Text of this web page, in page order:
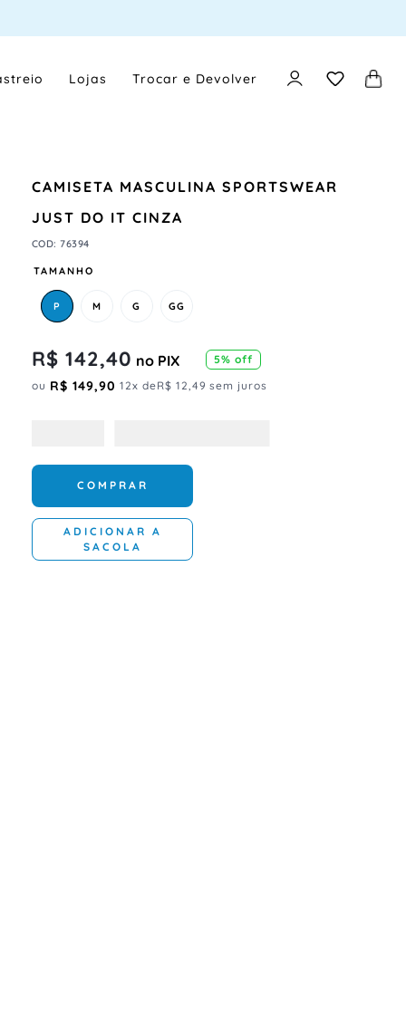
Lojas Trocar e Devolver
CAMISETA MASCULINA SPORTSWEAR
JUST DO IT CINZA
COD:76394
TAMANHO
P M G GG
R$ 142,40 no PIX 5% off
ou R$ 149,90 12x deR$ 12,49 sem juros
COMPRAR
ADICIONAR A
SACOLA